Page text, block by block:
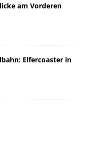
am Vorderen
Elfercoaster in